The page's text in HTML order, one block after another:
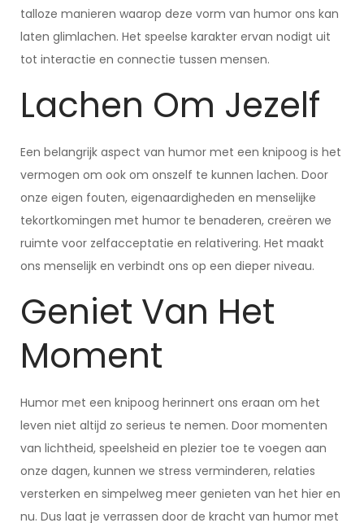
talloze manieren waarop deze vorm van humor ons kan
laten glimlachen. Het speelse karakter ervan nodigt uit
tot interactie en connectie tussen mensen.
Lachen Om Jezelf
Een belangrijk aspect van humor met een knipoog is het
vermogen om ook om onszelf te kunnen lachen. Door
onze eigen fouten, eigenaardigheden en menselijke
tekortkomingen met humor te benaderen, creëren we
ruimte voor zelfacceptatie en relativering. Het maakt
ons menselijk en verbindt ons op een dieper niveau.
Geniet Van Het
Moment
Humor met een knipoog herinnert ons eraan om het
leven niet altijd zo serieus te nemen. Door momenten
van lichtheid, speelsheid en plezier toe te voegen aan
onze dagen, kunnen we stress verminderen, relaties
versterken en simpelweg meer genieten van het hier en
nu. Dus laat je verrassen door de kracht van humor met